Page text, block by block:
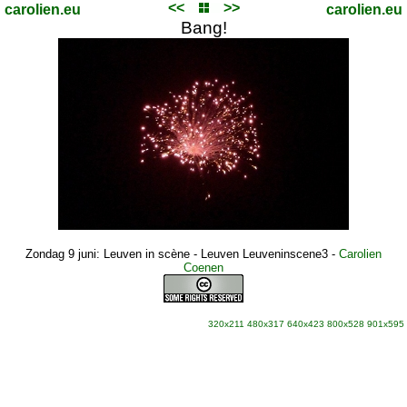
carolien.eu << >> carolien.eu
Bang!
Zondag 9 juni: Leuven in scène - Leuven Leuveninscene3 - Carolien
Coenen
320x211 480x317 640x423 800x528 901x595